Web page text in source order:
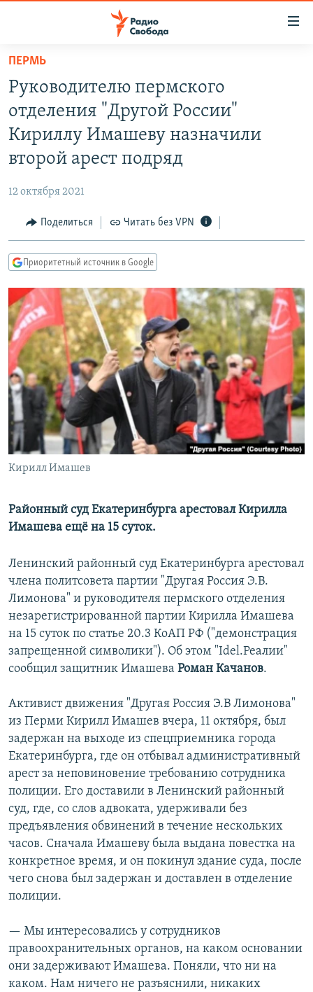
упрощенного
доступа
основному
содержанию
Вернутся
навигации
Вернутся
ПОДКАСТЫ
АВТОРСКИЕ ПРОЕКТЫ
ЦИТАТЫ СВОБОДЫ
КУЛЬТУРА
IDEL.РЕАЛИИ
КАВКАЗ.РЕАЛИИ
СИБИРЬ.РЕАЛИИ
РАСПИСАНИЕ ВЕЩАНИЯ
ПОДПИШИТЕСЬ НА РАССЫЛКУ
СОЦИАЛЬНЫЕ СЕТИ
ПЕРМЬ
Руководителю пермского
отделения "Другой России"
Кириллу Имашеву назначили
второй арест подряд
12 октября 2021
Поделиться Читать без VPN
Приоритетный источник в Google
Кирилл Имашев
Районный суд Екатеринбурга арестовал Кирилла
Имашева ещё на 15 суток.
Ленинский районный суд Екатеринбурга арестовал
члена политсовета партии "Другая Россия Э.В.
Лимонова" и руководителя пермского отделения
незарегистрированной партии Кирилла Имашева
на 15 суток по статье 20.3 КоАП РФ ("демонстрация
запрещенной символики"). Об этом "Idel.Реалии"
сообщил защитник Имашева Роман Качанов.
Активист движения "Другая Россия Э.В Лимонова"
из Перми Кирилл Имашев вчера, 11 октября, был
задержан на выходе из спецприемника города
Екатеринбурга, где он отбывал административный
арест за неповиновение требованию сотрудника
полиции. Его доставили в Ленинский районный
суд, где, со слов адвоката, удерживали без
предъявления обвинений в течение нескольких
часов. Сначала Имашеву была выдана повестка на
конкретное время, и он покинул здание суда, после
чего снова был задержан и доставлен в отделение
полиции.
— Мы интересовались у сотрудников
правоохранительных органов, на каком основании
они задерживают Имашева. Поняли, что ни на
каком. Нам ничего не разъяснили, никаких